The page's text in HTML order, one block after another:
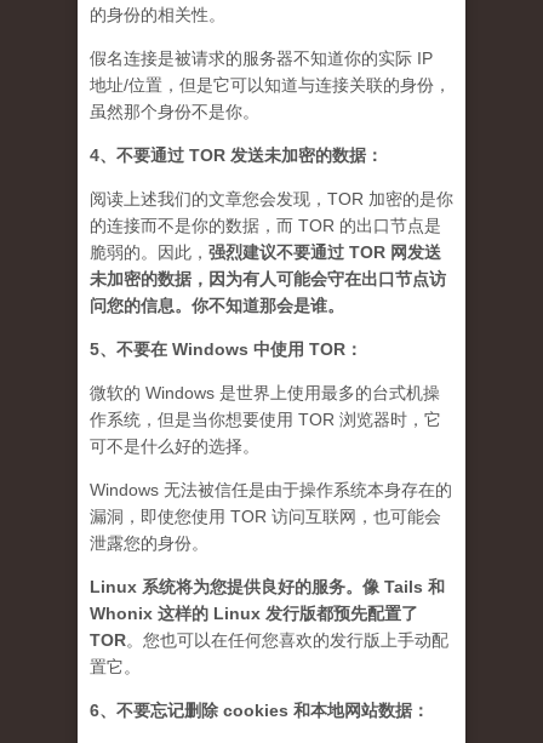
的身份的相关性。
假名连接是被请求的服务器不知道你的实际 IP
地址/位置，但是它可以知道与连接关联的身份，
虽然那个身份不是你。
4、不要通过 TOR 发送未加密的数据：
阅读上述我们的文章您会发现，TOR 加密的是你
的连接而不是你的数据，而 TOR 的出口节点是
脆弱的。因此， 强烈建议不要通过 TOR 网发送
未加密的数据，因为有人可能会守在出口节点访
问您的信息。你不知道那会是谁。
5、不要在 Windows 中使用 TOR：
微软的 Windows 是世界上使用最多的台式机操
作系统，但是当你想要使用 TOR 浏览器时，它
可不是什么好的选择。
Windows 无法被信任是由于操作系统本身存在的
漏洞，即使您使用 TOR 访问互联网，也可能会
泄露您的身份。
Linux 系统将为您提供良好的服务。像 Tails 和
Whonix 这样的 Linux 发行版都预先配置了
TOR。您也可以在任何您喜欢的发行版上手动配
置它。
6、不要忘记删除 cookies 和本地网站数据：